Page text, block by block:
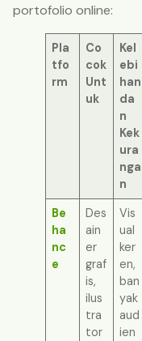
portofolio online:
Pla
tfo
rm
Co
cok
Unt
uk
Kel
ebi
han
da
n
Kek
ura
nga
n
Be
ha
nc
e
Des
ain
er
graf
is,
ilus
tra
tor
Vis
ual
ker
en,
ban
yak
aud
ien